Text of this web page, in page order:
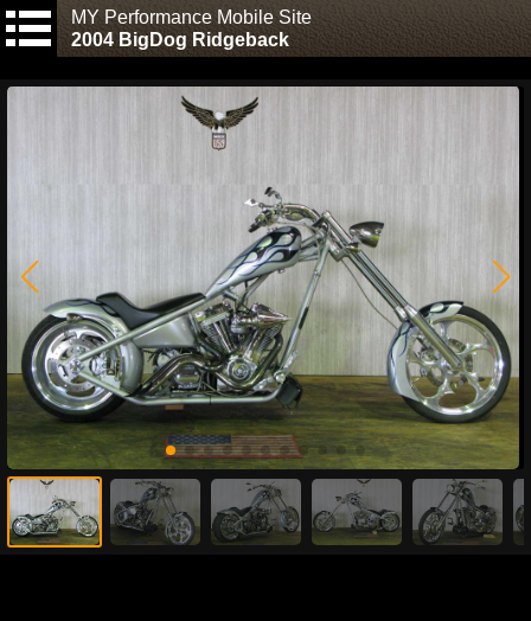
MY Performance Mobile Site
2004 BigDog Ridgeback